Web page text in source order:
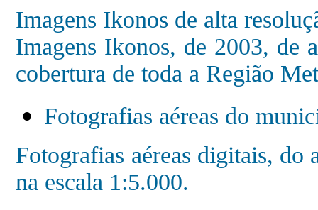
Imagens Ikonos de alta
Imagens Ikonos, de 2003, de
cobertura de toda a Região
Fotografias aéreas do
Fotografias aéreas digitais,
na escala 1:5.000.